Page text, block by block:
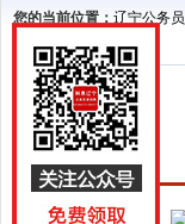
您的当前位置： 辽宁公务